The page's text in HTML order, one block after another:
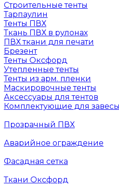
Строительные тенты
Тарпаулин
Тенты ПВХ
Ткань ПВХ в рулонах
ПВХ ткани для печати
Брезент
Тенты Оксфорд
Утепленные тенты
Тенты из арм. пленки
Маскировочные тенты
Аксессуары для тентов
Комплектующие для
Прозрачный ПВХ
Аварийное ограждение
Фасадная сетка
Ткани Оксфорд